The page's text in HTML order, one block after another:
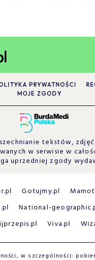
PRYWATNOŚCI
MOJE ZGODY
tekstów,
w serwisie w
uprzedniej zgody
Gotujmy.pl
National-
Viva.pl
w szczególności: